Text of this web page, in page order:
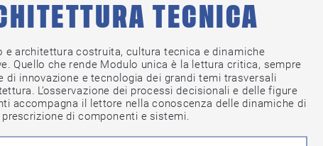
TECNICA
architettura costruita, cultura tecnica e dinamiche
Quello che rende Modulo unica è la lettura critica, sempre
innovazione e tecnologia dei grandi temi trasversali
L’osservazione dei processi decisionali e delle figure
accompagna il lettore nella conoscenza delle dinamiche di
di componenti e sistemi.